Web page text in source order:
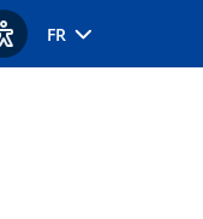
Afficher les options
FR